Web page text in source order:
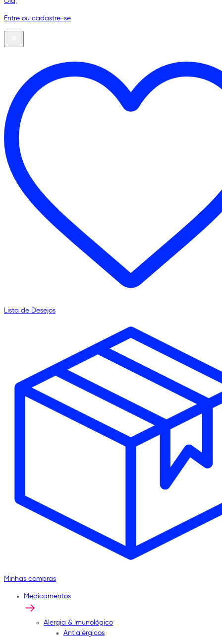
Entre ou cadastre-se
Lista de Desejos
Minhas compras
Medicamentos
Alergia & Imunológico
Antialérgicos